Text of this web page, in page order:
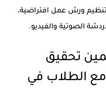
ورش عمل افتراضية،
الصوتية والفيديو.
تحقيق
الطلاب في